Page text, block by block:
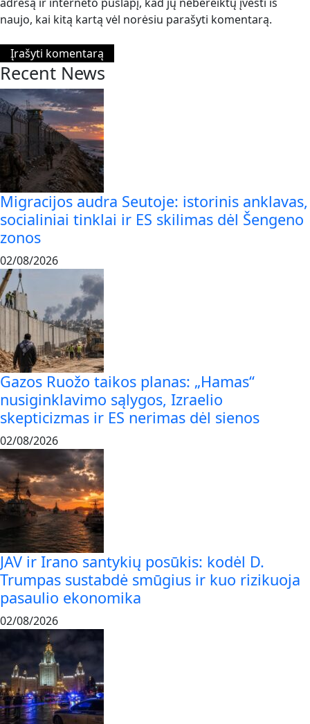
naujo, kai kitą kartą vėl norėsiu parašyti komentarą.
Recent News
Migracijos audra Seutoje: istorinis anklavas,
socialiniai tinklai ir ES skilimas dėl Šengeno
zonos
02/08/2026
Gazos Ruožo taikos planas: „Hamas“
nusiginklavimo sąlygos, Izraelio
skepticizmas ir ES nerimas dėl sienos
02/08/2026
JAV ir Irano santykių posūkis: kodėl D.
Trumpas sustabdė smūgius ir kuo rizikuoja
pasaulio ekonomika
02/08/2026